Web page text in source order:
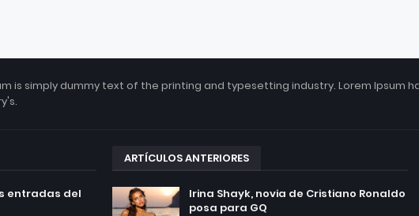
is simply dummy text of the printing and typesetting industry. Lorem Ipsum
entradas del
ARTÍCULOS ANTERIORES
Irina Shayk, novia de Cristiano Ronaldo
posa para GQ